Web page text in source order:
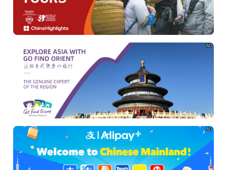
AD
AD